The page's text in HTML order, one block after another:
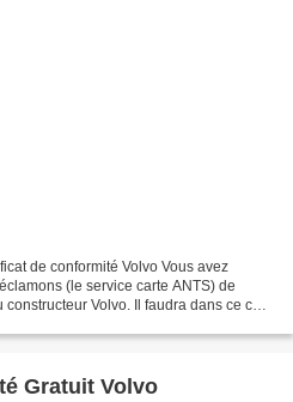
de conformité Volvo Vous avez
(le service carte ANTS) de
Volvo. Il faudra dans ce cas,
Gratuit Volvo